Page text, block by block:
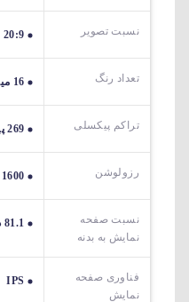
نسبت تصویر 20:9
تعداد رنگ 16 میلیون رنگ
تراکم پیکسلی 269 پیکسل بر هر اینچ
رزولوشن 1600 × 720 پیکسل
نسبت صفحه
نمایش به بدنه
81.1 درصد
فناوری صفحه
نمایش
IPS